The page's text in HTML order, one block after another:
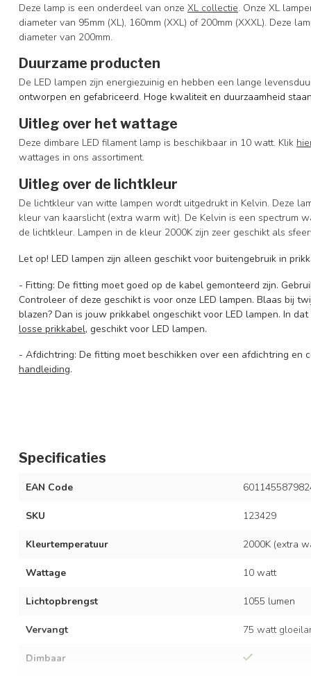
Deze lamp is een onderdeel van onze XL collectie. Onze XL
diameter van 95mm (XL), 160mm (XXL) of 200mm (XXXL). Deze
diameter van 200mm.
Duurzame producten
De LED lampen zijn energiezuinig en hebben een lange
ontworpen en gefabriceerd. Hoge kwaliteit en duurzaamheid
Uitleg over het wattage
Deze dimbare LED filament lamp is beschikbaar in 10 watt. Klik
wattages in ons assortiment.
Uitleg over de lichtkleur
De lichtkleur van witte lampen wordt uitgedrukt in Kelvin. Deze
kleur van kaarslicht (extra warm wit). De Kelvin is een spectrum
de lichtkleur. Lampen in de kleur 2000K zijn zeer geschikt als
Let op! LED lampen zijn alleen geschikt voor buitengebruik in
- Fitting: De fitting moet goed op de kabel gemonteerd zijn.
Controleer of deze geschikt is voor onze LED lampen. Blaas bij
blazen? Dan is jouw prikkabel ongeschikt voor LED lampen. In
losse prikkabel, geschikt voor LED lampen.
- Afdichtring: De fitting moet beschikken over een afdichtring en
handleiding.
Specificaties
EAN Code
SKU 123429
Kleurtemperatuur 2000K (extra
Wattage 10 watt
Lichtopbrengst 1055 lumen
Vervangt 75 watt
Dimbaar